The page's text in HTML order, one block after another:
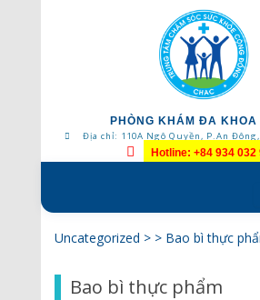
PHÒNG KHÁM ĐA KHOA
Địa chỉ: 110A Ngô Quyền, P.An Đông,
Hotline: +84 934 032
to
Uncategorized > > Bao bì thực
Bao bì thực phẩm